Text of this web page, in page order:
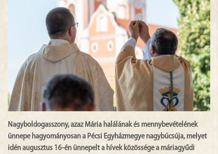
Nagyboldogasszony, azaz Mária halálának és mennybevételének
ünnepe hagyományosan a Pécsi Egyházmegye nagybúcsúja, melyet
idén augusztus 16-én ünnepelt a hívek közössége a máriagyűdi